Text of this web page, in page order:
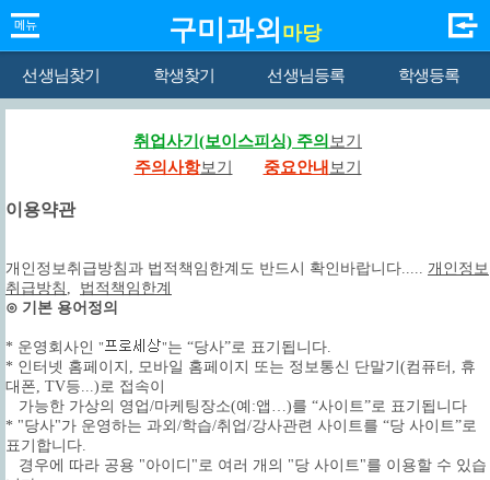
구미과외 마당
선생님찾기 학생찾기 선생님등록 학생등록
취업사기(보이스피싱) 주의 보기
주의사항보기 중요안내 보기
이용약관
개인정보취급방침과 법적책임한계도 반드시 확인바랍니다..... 개인정보
취급방침 , 법적책임한계
⊙ 기본 용어정의
* 운영회사인 " "는 “당사”로 표기됩니다.
* 인터넷 홈페이지, 모바일 홈페이지 또는 정보통신 단말기(컴퓨터, 휴
대폰, TV등...)로 접속이
가능한 가상의 영업/마케팅장소(예:앱…)를 “사이트”로 표기됩니다
* "당사"가 운영하는 과외/학습/취업/강사관련 사이트를 “당 사이트”로
표기합니다.
경우에 따라 공용 "아이디"로 여러 개의 "당 사이트"를 이용할 수 있습